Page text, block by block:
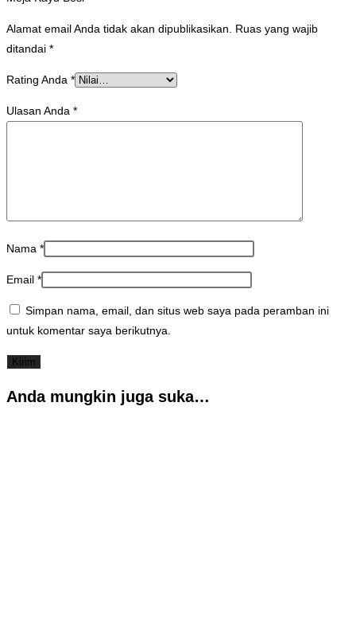
Alamat email Anda tidak akan dipublikasikan.
Ruas yang wajib
ditandai *
Rating Anda *
Ulasan Anda *
Nama *
Email *
Simpan nama, email, dan situs web saya pada peramban ini
untuk komentar saya berikutnya.
Anda mungkin juga suka…